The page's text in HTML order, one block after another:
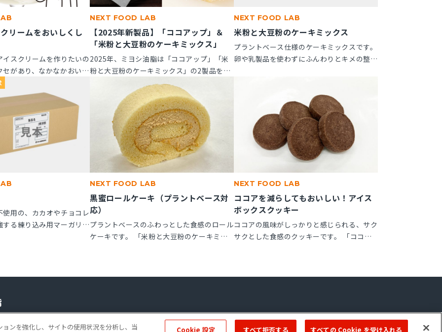
リームをおいしくし
スクリームを作りたいの
があり、なかなかおいし
アップできる素材はあり
NEXT FOOD LAB
【2025年新製品】「ココアップ」＆
「米粉と大豆粉のケーキミックス」
2025年、ミヨシ油脂は「ココアップ」「米
粉と大豆粉のケーキミックス」の2製品を新
たに発売いたします。この2つの製品につい
てご紹介します。
NEXT FOOD LAB
米粉と大豆粉のケーキミックス
プラントベース仕様のケーキミックスです。
卵や乳製品を使わずにふんわりとキメの整っ
使用の、カカオやチョコレ
する練り込み用マーガリン
NEXT FOOD LAB
黒蜜ロールケーキ（プラントベース対
応）
プラントベースのふわっとした食感のロール
ケーキです。 「米粉と大豆粉のケーキミッ
NEXT FOOD LAB
ココアを減らしてもおいしい！アイス
ボックスクッキー
ココアの風味がしっかりと感じられる、サク
サクとした食感のクッキーです。 「ココア
ソーシャルメディアポリシー 免責事項 Copyright © 2022 ＭIYOSHI OIL & FAT CO.,LTD. All Rights Reserved.
ンを強化し、サイトの使用状況を分析し、当
Cookie 設定 すべて拒否する すべての Cookie を受け入れる